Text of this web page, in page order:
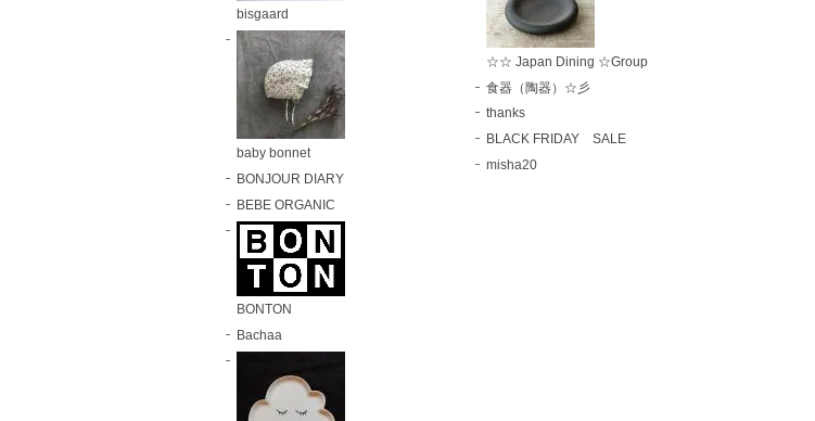
bisgaard
baby bonnet
BONJOUR DIARY
BEBE ORGANIC
BONTON
Bachaa
☆☆ Japan Dining ☆Group
食器（陶器）☆彡
thanks
BLACK FRIDAY SALE
misha20